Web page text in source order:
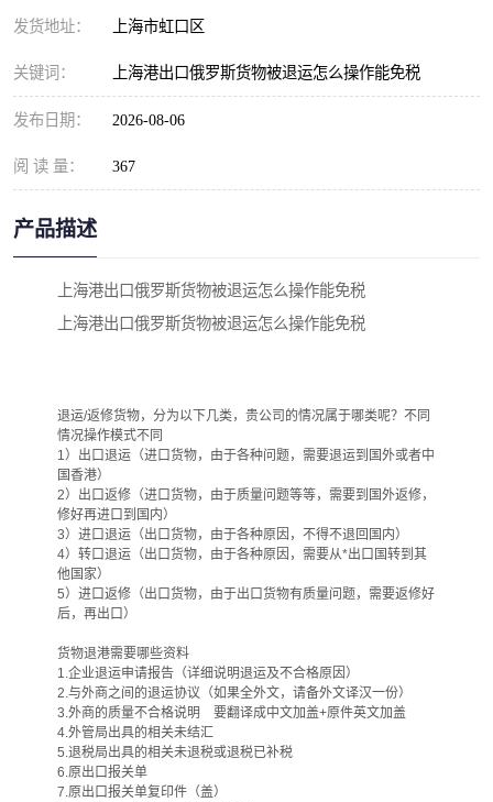
发货地址： 上海市虹口区
关键词： 上海港出口俄罗斯货物被退运怎么操作能免税
发布日期： 2026-08-06
阅 读 量： 367
产品描述
上海港出口俄罗斯货物被退运怎么操作能免税
上海港出口俄罗斯货物被退运怎么操作能免税
退运/返修货物，分为以下几类，贵公司的情况属于哪类呢？不同
情况操作模式不同
1）出口退运（进口货物，由于各种问题，需要退运到国外或者中
国香港）
2）出口返修（进口货物，由于质量问题等等，需要到国外返修，
修好再进口到国内）
3）进口退运（出口货物，由于各种原因，不得不退回国内）
4）转口退运（出口货物，由于各种原因，需要从*出口国转到其
他国家）
5）进口返修（出口货物，由于出口货物有质量问题，需要返修好
后，再出口）
货物退港需要哪些资料
1.企业退运申请报告（详细说明退运及不合格原因）
2.与外商之间的退运协议（如果全外文，请备外文译汉一份）
3.外商的质量不合格说明 要翻译成中文加盖+原件英文加盖
4.外管局出具的相关未结汇
5.退税局出具的相关未退税或退税已补税
6.原出口报关单
7.原出口报关单复印件（盖）